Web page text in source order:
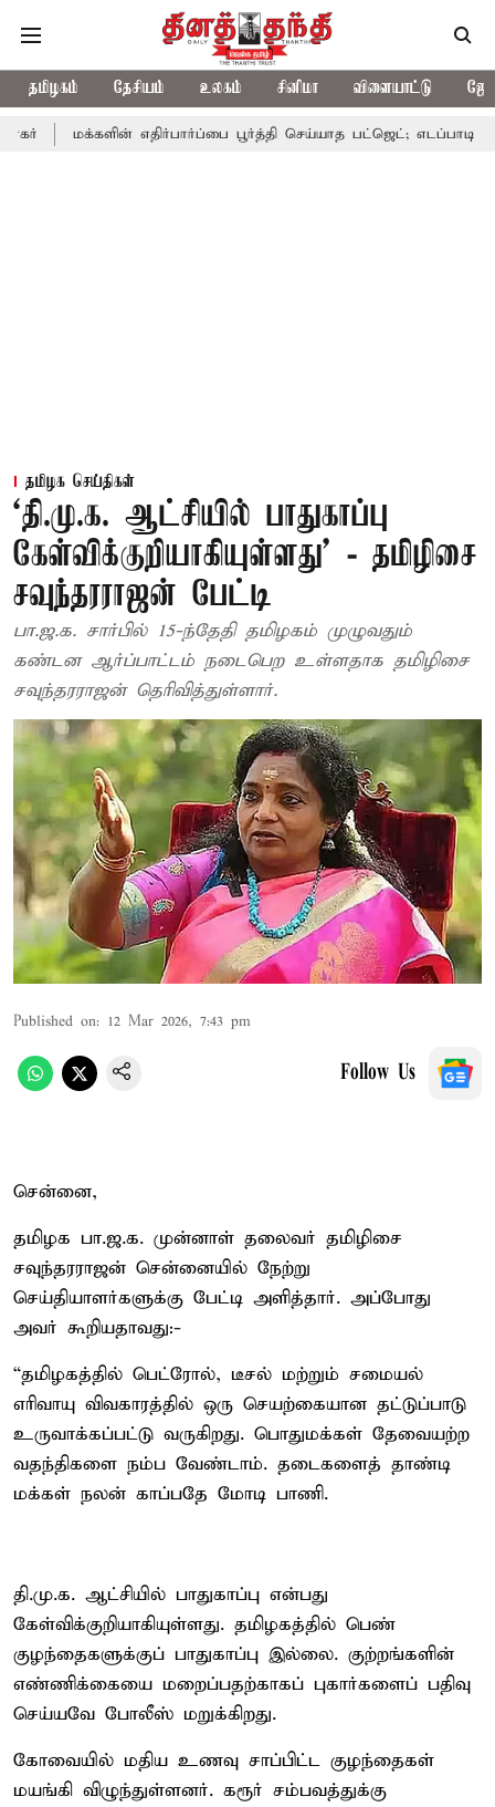
தமிழகம் தேசியம் உலகம் சினிமா விளையாட்டு
எதிர்பார்ப்பை பூர்த்தி செய்யாத பட்ஜெட்; எடப்பாடி பழனிசாமி
தமிழக செய்திகள்
‘தி.மு.க. ஆட்சியில் பாதுகாப்பு
கேள்விக்குறியாகியுள்ளது’ - தமிழிசை
சவுந்தரராஜன் பேட்டி
பா.ஜ.க. சார்பில் 15-ந்தேதி தமிழகம் முழுவதும்
கண்டன ஆர்ப்பாட்டம் நடைபெற உள்ளதாக தமிழிசை
சவுந்தரராஜன் தெரிவித்துள்ளார்.
Published on: 12 Mar 2026, 7:43 pm
Follow Us
சென்னை,
தமிழக பா.ஜ.க. முன்னாள் தலைவர் தமிழிசை
சவுந்தரராஜன் சென்னையில் நேற்று
செய்தியாளர்களுக்கு பேட்டி அளித்தார். அப்போது
அவர் கூறியதாவது:-
“தமிழகத்தில் பெட்ரோல், டீசல் மற்றும் சமையல்
எரிவாயு விவகாரத்தில் ஒரு செயற்கையான தட்டுப்பாடு
உருவாக்கப்பட்டு வருகிறது. பொதுமக்கள் தேவையற்ற
வதந்திகளை நம்ப வேண்டாம். தடைகளைத் தாண்டி
மக்கள் நலன் காப்பதே மோடி பாணி.
தி.மு.க. ஆட்சியில் பாதுகாப்பு என்பது
கேள்விக்குறியாகியுள்ளது. தமிழகத்தில் பெண்
குழந்தைகளுக்குப் பாதுகாப்பு இல்லை. குற்றங்களின்
எண்ணிக்கையை மறைப்பதற்காகப் புகார்களைப் பதிவு
செய்யவே போலீஸ் மறுக்கிறது.
கோவையில் மதிய உணவு சாப்பிட்ட குழந்தைகள்
மயங்கி விழுந்துள்ளனர். கரூர் சம்பவத்துக்கு